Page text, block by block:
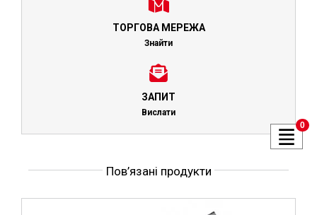
ТОРГОВА МЕРЕЖА
Знайти
ЗАПИТ
Вислати
Пов’язані продукти
0